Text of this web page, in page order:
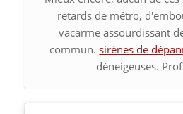
retards de métro,
vacarme assourdissant
commun.sirènes de
déneigeuses.